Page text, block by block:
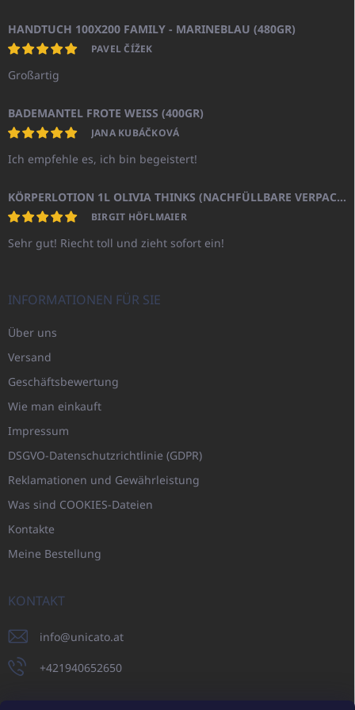
HANDTUCH 100X200 FAMILY - MARINEBLAU (480GR)
PAVEL ČÍŽEK
Großartig
BADEMANTEL FROTE WEISS (400GR)
JANA KUBÁČKOVÁ
Ich empfehle es, ich bin begeistert!
KÖRPERLOTION 1L OLIVIA THINKS (NACHFÜLLBARE VERPACKUNG)
BIRGIT HÖFLMAIER
Sehr gut! Riecht toll und zieht sofort ein!
INFORMATIONEN FÜR SIE
Über uns
Versand
Geschäftsbewertung
Wie man einkauft
Impressum
DSGVO-Datenschutzrichtlinie (GDPR)
Reklamationen und Gewährleistung
Was sind COOKIES-Dateien
Kontakte
Meine Bestellung
KONTAKT
info@unicato.at
+421940652650